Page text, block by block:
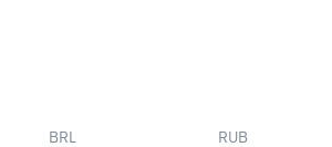
BRL RUB